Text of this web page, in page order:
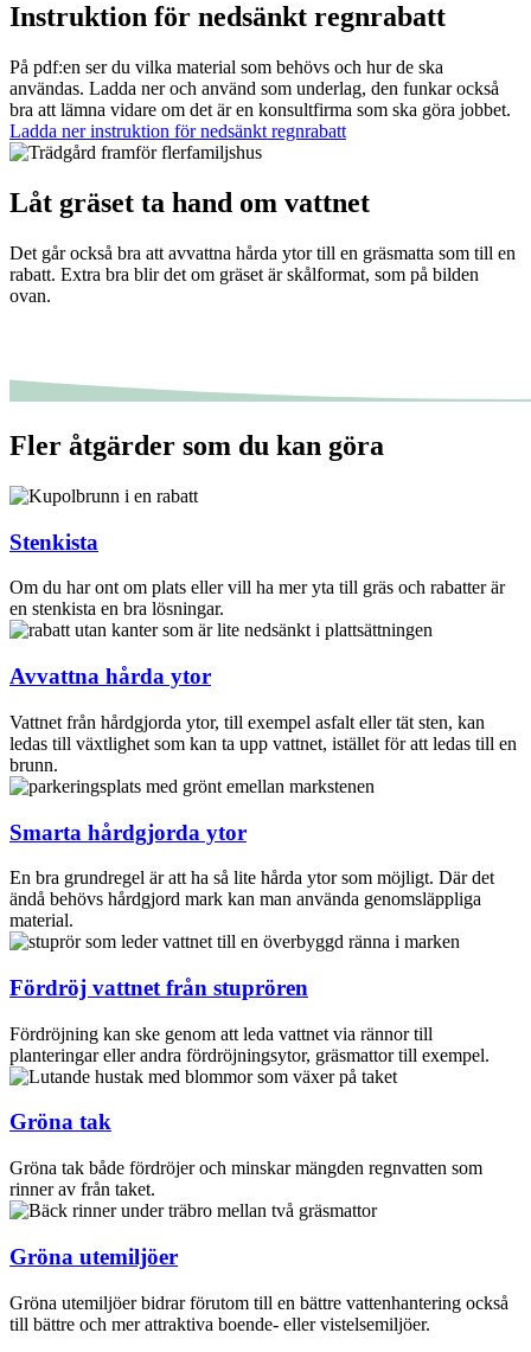
Instruktion för nedsänkt regnrabatt
På pdf:en ser du vilka material som behövs och hur de ska
användas. Ladda ner och använd som underlag, den funkar också
bra att lämna vidare om det är en konsultfirma som ska göra jobbet.
Ladda ner instruktion för nedsänkt regnrabatt
Låt gräset ta hand om vattnet
Det går också bra att avvattna hårda ytor till en gräsmatta som till en
rabatt. Extra bra blir det om gräset är skålformat, som på bilden
ovan.
Fler åtgärder som du kan göra
Stenkista
Om du har ont om plats eller vill ha mer yta till gräs och rabatter är
en stenkista en bra lösningar.
Avvattna hårda ytor
Vattnet från hårdgjorda ytor, till exempel asfalt eller tät sten, kan
ledas till växtlighet som kan ta upp vattnet, istället för att ledas till en
brunn.
Smarta hårdgjorda ytor
En bra grundregel är att ha så lite hårda ytor som möjligt. Där det
ändå behövs hårdgjord mark kan man använda genomsläppliga
material.
Fördröj vattnet från stuprören
Fördröjning kan ske genom att leda vattnet via rännor till
planteringar eller andra fördröjningsytor, gräsmattor till exempel.
Gröna tak
Gröna tak både fördröjer och minskar mängden regnvatten som
rinner av från taket.
Gröna utemiljöer
Gröna utemiljöer bidrar förutom till en bättre vattenhantering också
till bättre och mer attraktiva boende- eller vistelsemiljöer.